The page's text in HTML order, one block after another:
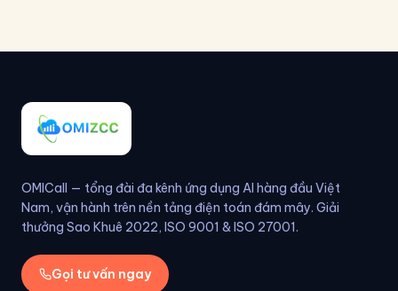
OMICall — tổng đài đa kênh ứng dụng AI hàng đầu Việt
Nam, vận hành trên nền tảng điện toán đám mây. Giải
thưởng Sao Khuê 2022, ISO 9001 & ISO 27001.
Gọi tư vấn ngay